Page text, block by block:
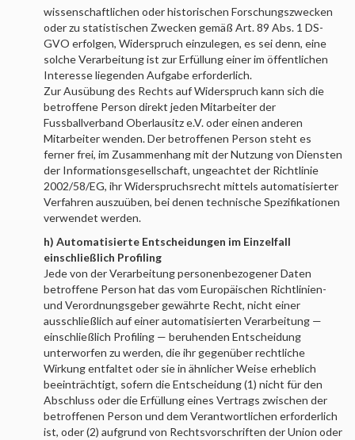
wissenschaftlichen oder historischen Forschungszwecken
oder zu statistischen Zwecken gemäß Art. 89 Abs. 1 DS-
GVO erfolgen, Widerspruch einzulegen, es sei denn, eine
solche Verarbeitung ist zur Erfüllung einer im öffentlichen
Interesse liegenden Aufgabe erforderlich.
Zur Ausübung des Rechts auf Widerspruch kann sich die
betroffene Person direkt jeden Mitarbeiter der
Fussballverband Oberlausitz e.V.oder einen anderen
Mitarbeiter wenden. Der betroffenen Person steht es
ferner frei, im Zusammenhang mit der Nutzung von Diensten
der Informationsgesellschaft, ungeachtet der Richtlinie
2002/58/EG, ihr Widerspruchsrecht mittels automatisierter
Verfahren auszuüben, bei denen technische Spezifikationen
verwendet werden.
h) Automatisierte Entscheidungen im Einzelfall
einschließlich Profiling
Jede von der Verarbeitung personenbezogener Daten
betroffene Person hat das vom Europäischen Richtlinien-
und Verordnungsgeber gewährte Recht, nicht einer
ausschließlich auf einer automatisierten Verarbeitung —
einschließlich Profiling — beruhenden Entscheidung
unterworfen zu werden, die ihr gegenüber rechtliche
Wirkung entfaltet oder sie in ähnlicher Weise erheblich
beeinträchtigt, sofern die Entscheidung (1) nicht für den
Abschluss oder die Erfüllung eines Vertrags zwischen der
betroffenen Person und dem Verantwortlichen erforderlich
ist, oder (2) aufgrund von Rechtsvorschriften der Union oder